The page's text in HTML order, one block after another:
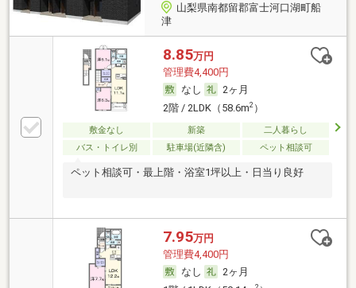
山梨県南都留郡富士河口湖町船
津
8.85万円
管理費4,400円
なし
2ヶ月
2階 / 2LDK（58.6m2）
敷金なし 新築
二人暮らし
バス・トイレ別
駐車場(近隣含) ペット相談可
ペット相談可・最上階・浴室1坪以上・日当り良好
7.95万円
管理費4,400円
なし
2ヶ月